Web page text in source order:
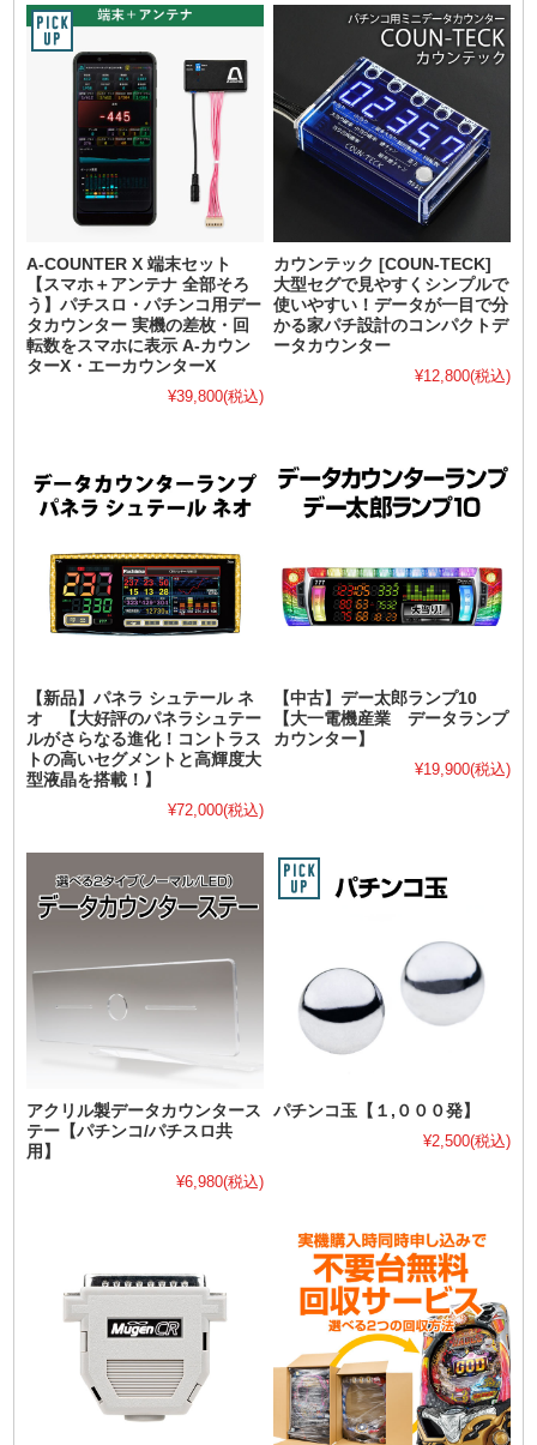
A-COUNTER X 端末セット
【スマホ＋アンテナ 全部そろ
う】パチスロ・パチンコ用デー
タカウンター 実機の差枚・回
転数をスマホに表示 A-カウン
ターX・エーカウンターX
¥39,800(税込)
カウンテック [COUN-TECK]
大型セグで見やすくシンプルで
使いやすい！データが一目で分
かる家パチ設計のコンパクトデ
ータカウンター
¥12,800(税込)
【新品】パネラ シュテール ネ
オ 【大好評のパネラシュテー
ルがさらなる進化！コントラス
トの高いセグメントと高輝度大
型液晶を搭載！】
¥72,000(税込)
【中古】デー太郎ランプ10
【大一電機産業 データランプ
カウンター】
¥19,900(税込)
アクリル製データカウンタース
テー【パチンコ/パチスロ共
用】
¥6,980(税込)
パチンコ玉【１,０００発】
¥2,500(税込)